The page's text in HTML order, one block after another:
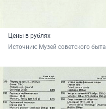
Цены в рублях
Источник: Музей советского быта